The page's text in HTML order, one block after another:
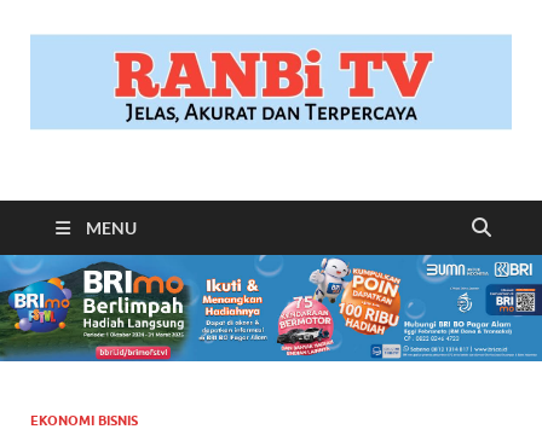
RANBITV.COM
MENU
EKONOMI BISNIS